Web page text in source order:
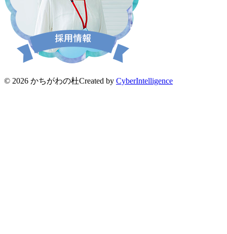
© 2026 かちがわの杜Created by CyberIntelligence